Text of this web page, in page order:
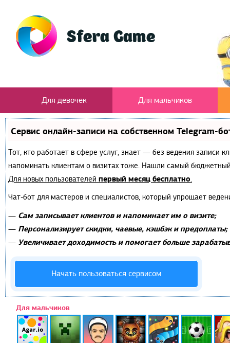
Для девочек Для мальчиков
Сервис онлайн-записи на собственном Telegram-
Тот, кто работает в сфере услуг, знает — без ведения записи
напоминать клиентам о визитах тоже. Нашли самый
Для новых пользователей первый месяц бесплатно.
Чат-бот для мастеров и специалистов, который упрощает
— Сам записывает клиентов и напоминает им о визите;
— Персонализирует скидки, чаевые, кэшбэк и предоплаты;
— Увеличивает доходимость и помогает больше
Начать пользоваться сервисом
Для мальчиков